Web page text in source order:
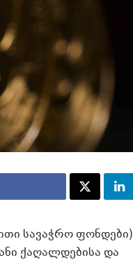
სავაჭრო ფონდები)
ქაღალდებისა და